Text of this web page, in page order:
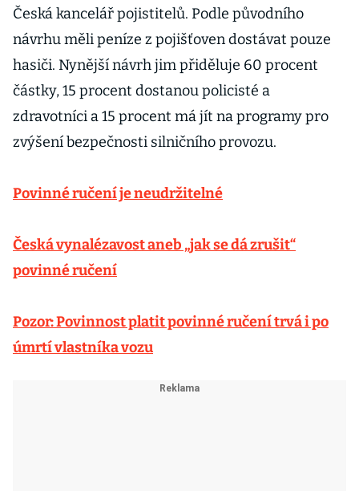
Česká kancelář pojistitelů. Podle původního
návrhu měli peníze z pojišťoven dostávat pouze
hasiči. Nynější návrh jim přiděluje 60 procent
částky, 15 procent dostanou policisté a
zdravotníci a 15 procent má jít na programy pro
zvýšení bezpečnosti silničního provozu.
Povinné ručení je neudržitelné
Česká vynalézavost aneb „jak se dá zrušit“
povinné ručení
Pozor: Povinnost platit povinné ručení trvá i po
úmrtí vlastníka vozu